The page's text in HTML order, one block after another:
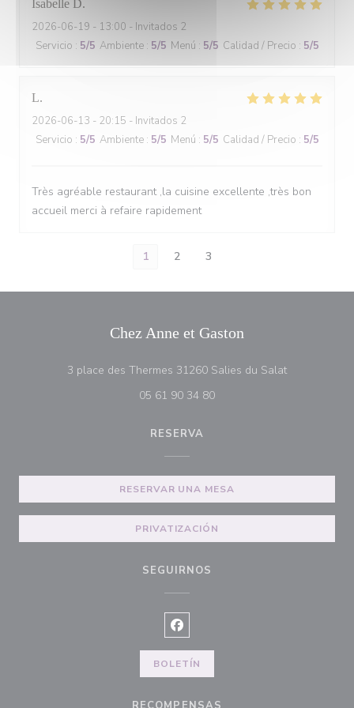
Isabelle D
2026-06-19 - 13:00 - Invitados 2
Servicio : 5/5 Ambiente : 5/5 Menú : 5/5 Calidad / Precio : 5/5
L
2026-06-13 - 20:15 - Invitados 2
Servicio : 5/5 Ambiente : 5/5 Menú : 5/5 Calidad / Precio : 5/5
Très agréable restaurant ,la cuisine excellente ,très bon
accueil merci à refaire rapidement
1 2 3
Chez Anne et Gaston
3 place des Thermes 31260 Salies du Salat((abre en
05 61 90 34 80
RESERVA
RESERVAR UNA MESA
PRIVATIZACIÓN
SEGUIRNOS
Facebook ((abre en una nueva
BOLETÍN